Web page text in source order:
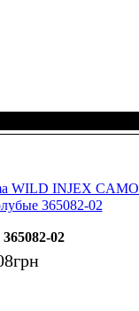
WILD INJEX CAMO
365082-02
365082-02
грн